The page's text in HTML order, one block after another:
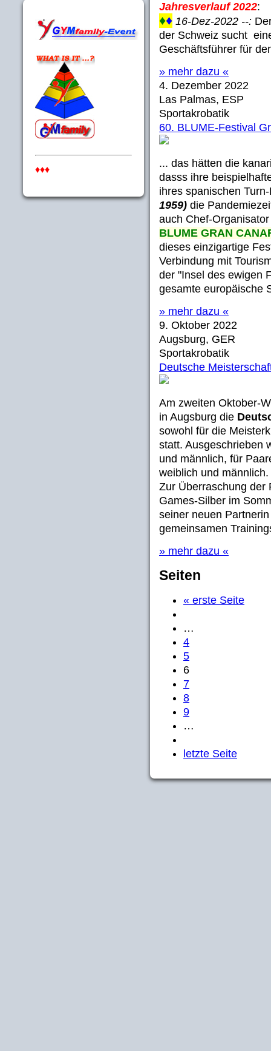
♦♦♦
Jahresverlauf 2022:
♦♦ 16-Dez-2022 --:
der Schweiz sucht
Geschäftsführer für
» mehr dazu «
4. Dezember 2022
Las Palmas, ESP
Sportakrobatik
60. BLUME-Festival
... das hätten die
dasss ihre
ihres spanischen
1959) die
auch Chef-
BLUME GRAN
dieses einzigartige
Verbindung mit
der "Insel des ewigen
gesamte europäische
» mehr dazu «
9. Oktober 2022
Augsburg, GER
Sportakrobatik
Deutsche
Am zweiten Oktober-
in Augsburg die
sowohl für die
statt. Ausgeschrieben
und männlich, für
weiblich und männlich.
Zur Überraschung der
Games-Silber im
seiner neuen
gemeinsamen
» mehr dazu «
Seiten
« erste Seite
…
4
5
6
7
8
9
…
letzte Seite